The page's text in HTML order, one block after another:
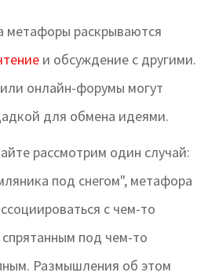
метафоры раскрываются
и обсуждение с другими.
онлайн-форумы могут
для обмена идеями.
рассмотрим один случай:
под снегом", метафора
с чем-то
под чем-то
Размышления об этом